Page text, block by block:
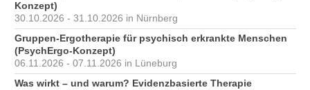
Konzept)
30.10.2026 - 31.10.2026 in Nürnberg
Gruppen-Ergotherapie für psychisch erkrankte Menschen
(PsychErgo-Konzept)
06.11.2026 - 07.11.2026 in Lüneburg
Was wirkt – und warum? Evidenzbasierte Therapie